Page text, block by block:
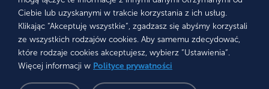
Preferowany kontakt
Wiadomość
Ciebie lub uzyskanymi w trakcie korzystania z ich usług.
Klikając “Akceptuję wszystkie“, zgadzasz się abyśmy korzystali
ze wszystkich rodzajów cookies. Aby samemu zdecydować,
które rodzaje cookies akceptujesz, wybierz “Ustawienia“.
Więcej informacji w Polityce prywatności